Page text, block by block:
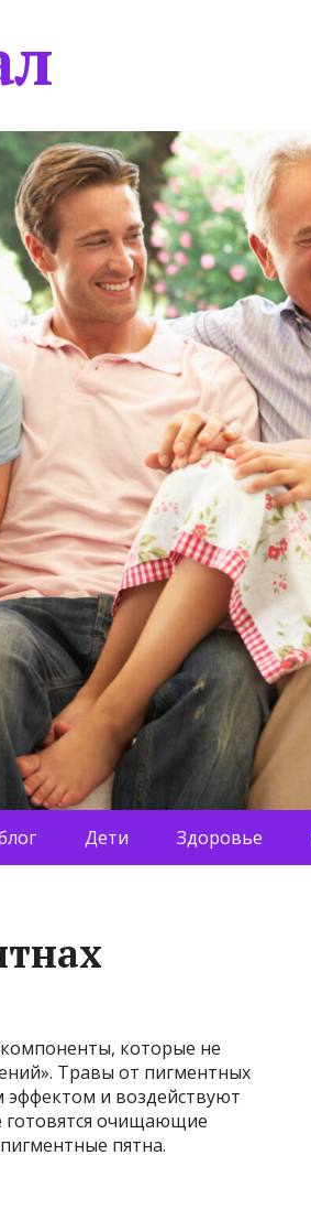
Дети Здоровье
которые не
Травы от пигментных
и воздействуют
готовятся очищающие
пятна.